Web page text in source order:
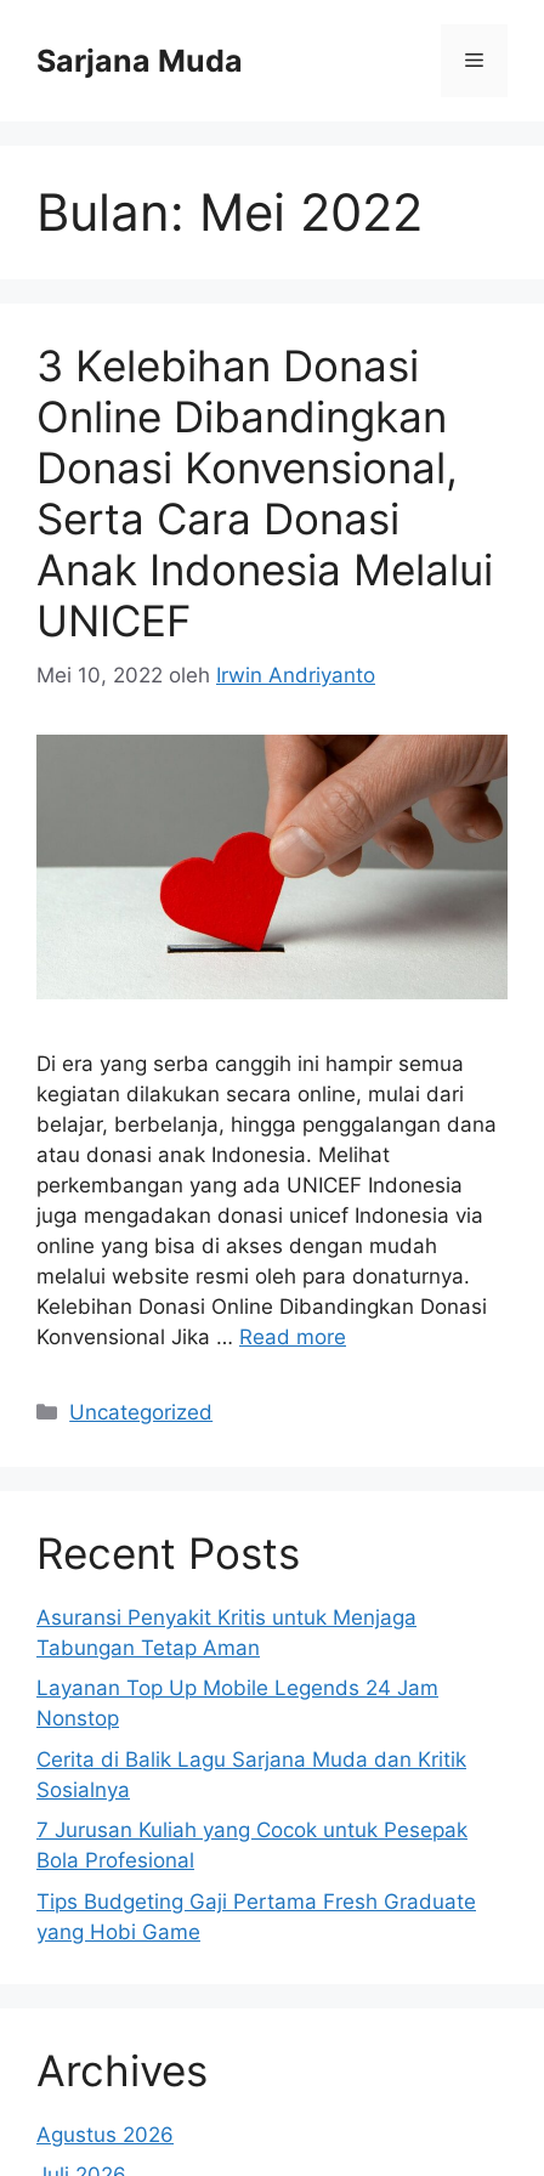
Sarjana Muda Menu
Bulan: Mei 2022
3 Kelebihan Donasi
Online Dibandingkan
Donasi Konvensional,
Serta Cara Donasi
Anak Indonesia Melalui
UNICEF
Mei 10, 2022 oleh Irwin Andriyanto
Di era yang serba canggih ini hampir semua
kegiatan dilakukan secara online, mulai dari
belajar, berbelanja, hingga penggalangan dana
atau donasi anak Indonesia. Melihat
perkembangan yang ada UNICEF Indonesia
juga mengadakan donasi unicef Indonesia via
online yang bisa di akses dengan mudah
melalui website resmi oleh para donaturnya.
Kelebihan Donasi Online Dibandingkan Donasi
Konvensional Jika … Read more
Kategori
Uncategorized
Recent Posts
Asuransi Penyakit Kritis untuk Menjaga
Tabungan Tetap Aman
Layanan Top Up Mobile Legends 24 Jam
Nonstop
Cerita di Balik Lagu Sarjana Muda dan Kritik
Sosialnya
7 Jurusan Kuliah yang Cocok untuk Pesepak
Bola Profesional
Tips Budgeting Gaji Pertama Fresh Graduate
yang Hobi Game
Archives
Agustus 2026